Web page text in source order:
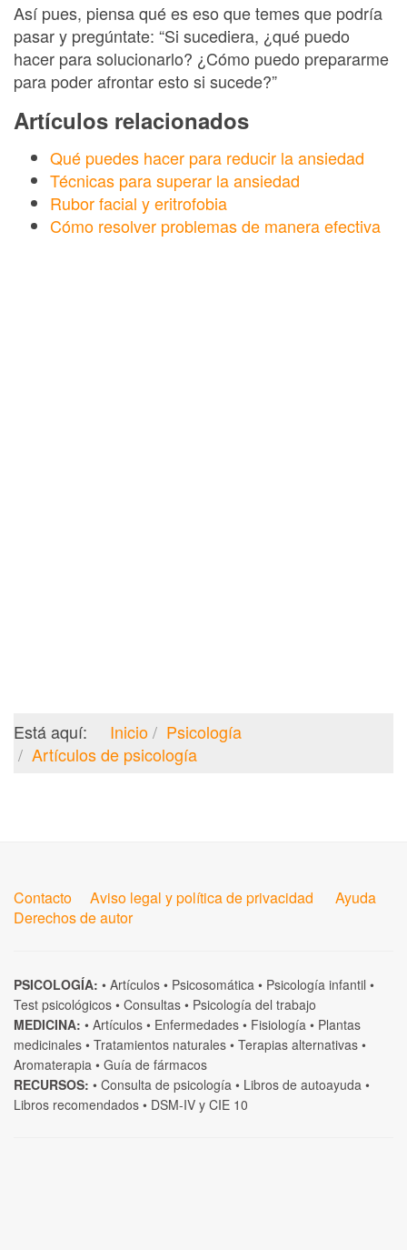
Así pues, piensa qué es eso que temes que podría
pasar y pregúntate: “Si sucediera, ¿qué puedo
hacer para solucionarlo? ¿Cómo puedo prepararme
para poder afrontar esto si sucede?”
Artículos relacionados
Qué puedes hacer para reducir la ansiedad
Técnicas para superar la ansiedad
Rubor facial y eritrofobia
Cómo resolver problemas de manera efectiva
Está aquí: Inicio
Psicología
Artículos de psicología
Contacto Aviso legal y política de privacidad
Ayuda
Derechos de autor
PSICOLOGÍA: • Artículos • Psicosomática • Psicología infantil •
Test psicológicos • Consultas • Psicología del trabajo
MEDICINA: • Artículos • Enfermedades • Fisiología • Plantas
medicinales • Tratamientos naturales • Terapias alternativas •
Aromaterapia • Guía de fármacos
RECURSOS: • Consulta de psicología • Libros de autoayuda •
Libros recomendados • DSM-IV y CIE 10